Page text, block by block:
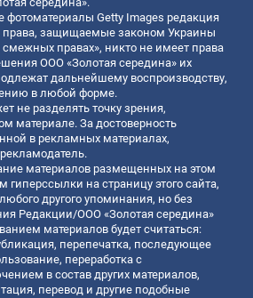
фотоматериалы Getty Images редакция
защищаемые законом Украины
смежных правах», никто не имеет права
ООО «Золотая середина» их
дальнейшему воспроизводству,
в любой форме.
не разделять точку зрения,
материале. За достоверность
в рекламных материалах,
материалов размещенных на этом
гиперссылки на страницу этого сайта,
другого упоминания, но без
Редакции/ООО «Золотая середина»
материалов будет считаться:
перепечатка, последующее
переработка с
в состав других материалов,
перевод и другие подобные